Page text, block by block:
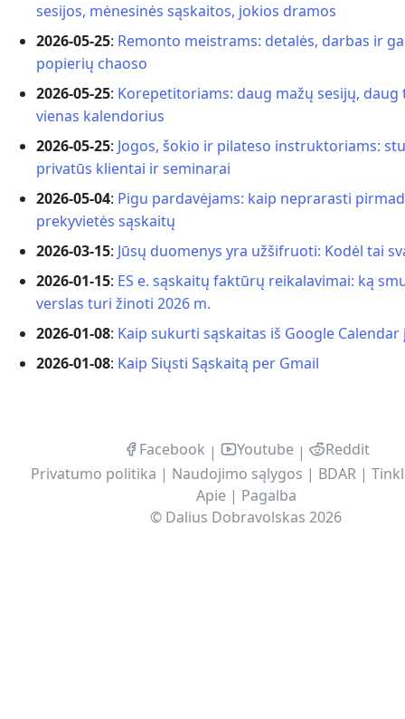
sesijos, mėnesinės sąskaitos, jokios dramos
2026-05-25: Remonto meistrams: detalės, darbas ir
popierių chaoso
2026-05-25: Korepetitoriams: daug mažų sesijų, daug
vienas kalendorius
2026-05-25: Jogos, šokio ir pilateso instruktoriams:
privatūs klientai ir seminarai
2026-05-04: Pigu pardavėjams: kaip neprarasti
prekyvietės sąskaitų
2026-03-15: Jūsų duomenys yra užšifruoti: Kodėl tai
2026-01-15: ES e. sąskaitų faktūrų reikalavimai: ką
verslas turi žinoti 2026 m.
2026-01-08: Kaip sukurti sąskaitas iš Google Calendar
2026-01-08: Kaip Siųsti Sąskaitą per Gmail
Facebook | Youtube|
Reddit
Privatumo politika | Naudojimo sąlygos | BDAR|
Apie| Pagalba
© Dalius Dobravolskas 2026